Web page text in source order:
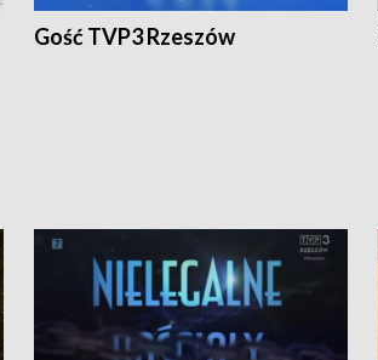
Gość TVP3 Rzeszów